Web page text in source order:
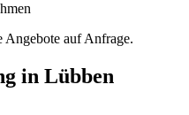
auf Anfrage.
in Lübben